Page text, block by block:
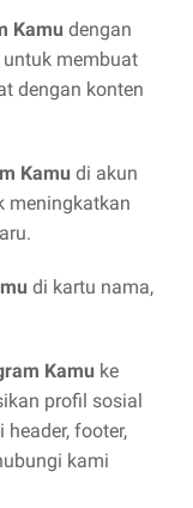
Kamu dengan
membuat
dengan konten
Kamu di akun
meningkatkan
di kartu nama,
Kamu ke
profil sosial
footer,
kami